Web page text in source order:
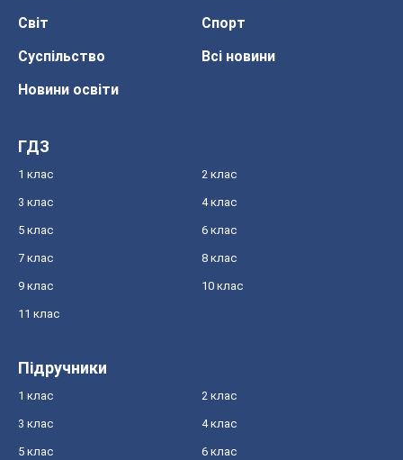
Світ
Спорт
Суспільство
Всі новини
Новини освіти
ГДЗ
1 клас 2 клас
3 клас 4 клас
5 клас 6 клас
7 клас 8 клас
9 клас 10 клас
11 клас
Підручники
1 клас 2 клас
3 клас 4 клас
5 клас 6 клас